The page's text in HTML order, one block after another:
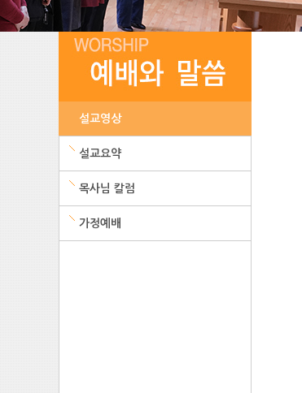
설교영상
설교요약
목사님 칼럼
가정예배